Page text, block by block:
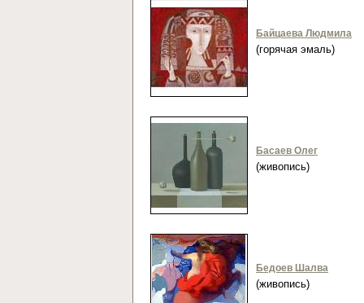
Байцаева Людмила
(горячая эмаль)
Басаев Олег
(живопись)
Бедоев Шалва
(живопись)